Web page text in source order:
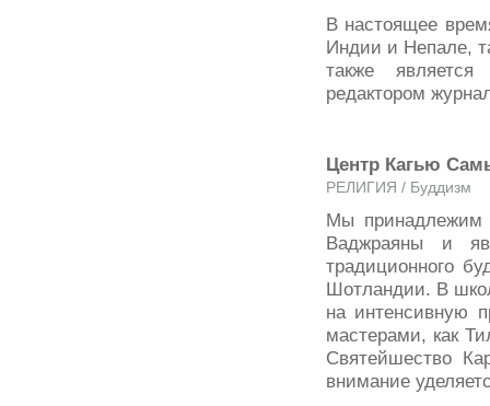
В настоящее
Индии и Непале,
также
редактором
Центр Кагью
РЕЛИГИЯ / Буддизм
Мы принадлежим
Ваджраяны и
традиционного
Шотландии. В
на интенсивную
мастерами, как
Святейшество
внимание